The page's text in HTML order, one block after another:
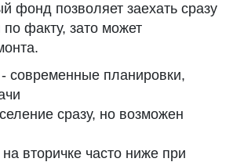
фонд позволяет заехать сразу
факту, зато может
современные планировки,
сразу, но возможен
вторичке часто ниже при